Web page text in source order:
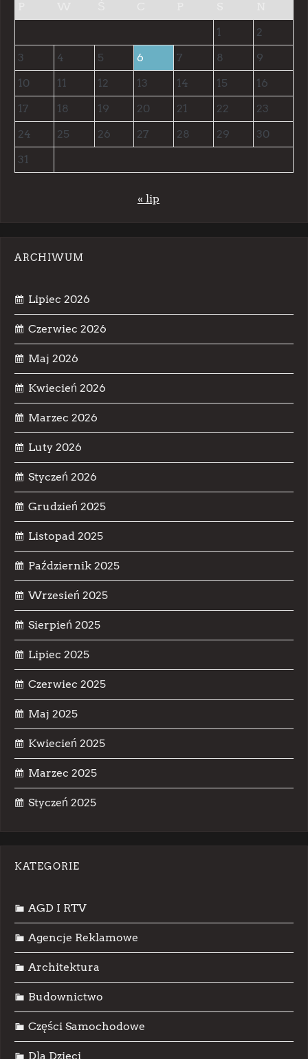
1
2
3
4 5 6 7 8
9
10
11 12 13 14 15
16
17
18 19 20 21 22
23
24
25 26 27 28 29
30
31
« lip
ARCHIWUM
Lipiec 2026
Czerwiec 2026
Maj 2026
Kwiecień 2026
Marzec 2026
Luty 2026
Styczeń 2026
Grudzień 2025
Listopad 2025
Październik 2025
Wrzesień 2025
Sierpień 2025
Lipiec 2025
Czerwiec 2025
Maj 2025
Kwiecień 2025
Marzec 2025
Styczeń 2025
KATEGORIE
AGD I RTV
Agencje Reklamowe
Architektura
Budownictwo
Części Samochodowe
Dla Dzieci